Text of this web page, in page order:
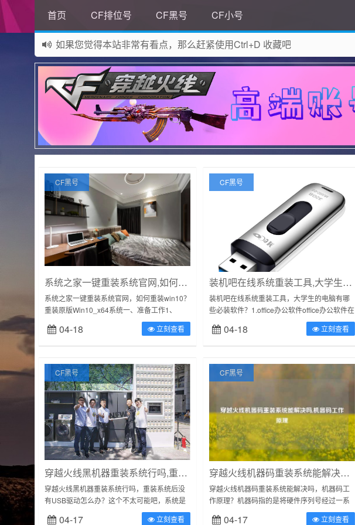
首页 CF排位号 CF黑号 CF小号
如果您觉得本站非常有看点，那么赶紧使用Ctrl+D 收藏吧
网站所有资源均来自网络，如有侵权请联系站长删除！
CF黑号
系统之家一键重装系统官网,如何重装win10
系统之家一键重装系统官网，如何重装win10？
重装原版Win10_x64系统一、准备工作1、
cn_windows_10_mult...
04-18 立刻查看
CF黑号
装机吧在线系统重装工具,大学生的电脑有哪些必装软件
装机吧在线系统重装工具，大学生的电脑有哪
些必装软件？1.office办公软件office办公软件在
办公方面非常强大,且在学校参加一些活动是会
用到office办公...
04-18 立刻查看
CF黑号
穿越火线黑机器重装系统行吗,重装系统后没有USB驱动怎么办
穿越火线黑机器重装系统行吗，重装系统后没
有USB驱动怎么办？这个不太可能吧，系统是
自带的呀，即使是纯净版也是带有的，建议尝
04-17 立刻查看
CF黑号
穿越火线机器码重装系统能解决吗,机器码工作原理
穿越火线机器码重装系统能解决吗，机器码工
作原理？机器码指的是将硬件序列号经过一系
列加密、散列形成的一串序列号。硬盘，CPU
04-17 立刻查看